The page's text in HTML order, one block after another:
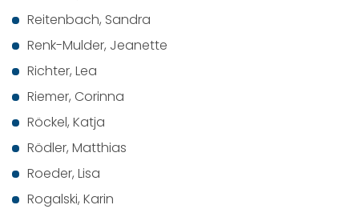
Reitenbach, Sandra
Renk-Mulder, Jeanette
Richter, Lea
Riemer, Corinna
Röckel, Katja
Rödler, Matthias
Roeder, Lisa
Rogalski, Karin